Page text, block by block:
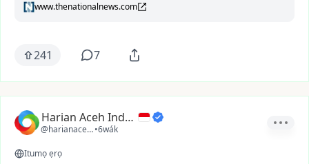
www.thenationalnews.com
241 7
Harian Aceh Indonesia
@harianacehindonesia
•6wák
Itumọ ẹrọ